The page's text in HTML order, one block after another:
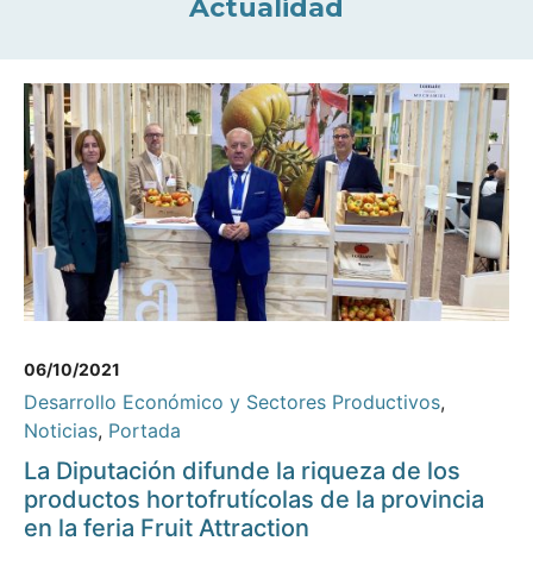
Actualidad
06/10/2021
Desarrollo Económico y Sectores Productivos,
Noticias, Portada
La Diputación difunde la riqueza de los
productos hortofrutícolas de la provincia
en la feria Fruit Attraction